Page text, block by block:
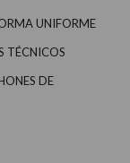
UNIFORME
TÉCNICOS
DE